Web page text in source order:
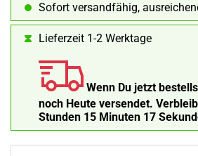
Sofort versandfähig,
Lieferzeit 1-2 Werktage
Wenn Du jetzt
noch Heute versendet.
Stunden 15 Minuten 16